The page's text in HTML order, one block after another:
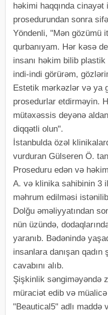
həkimi haqqında cinayət
prosedurundan sonra
Yöndenli, "Mən gözümü
qurbanıyam. Hər kəsə
insanı həkim bilib
indi-indi görürəm,
Estetik mərkəzlər və ya
prosedurlar etdirməyin.
mütəxəssis deyənə
diqqətli olun".
İstanbulda özəl
vurduran Gülseren Ö.
Proseduru edən və
A. və klinika sahibinin 3
məhrum edilməsi
Dolğu əməliyyatından
nün üzündə,
yaranıb. Bədənində
insanlara danışan
cavabını alıb.
Şişkinlik səngiməyəndə
müraciət edib və
"Beautical5" adlı maddə